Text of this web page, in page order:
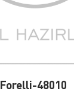
Forelli-48010